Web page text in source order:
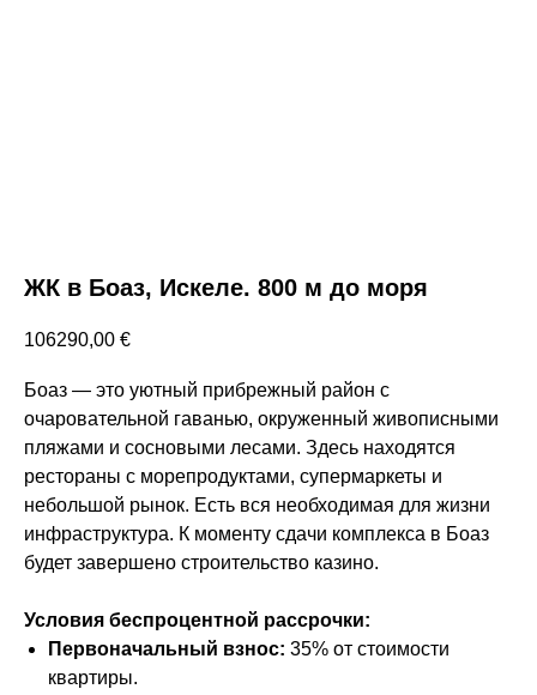
ЖК в Боаз, Искеле. 800 м до моря
106290,00 €
Боаз — это уютный прибрежный район с
очаровательной гаванью, окруженный живописными
пляжами и сосновыми лесами. Здесь находятся
рестораны с морепродуктами, супермаркеты и
небольшой рынок. Есть вся необходимая для жизни
инфраструктура. К моменту сдачи комплекса в Боаз
будет завершено строительство казино.
Условия беспроцентной рассрочки:
Первоначальный взнос: 35% от стоимости
квартиры.